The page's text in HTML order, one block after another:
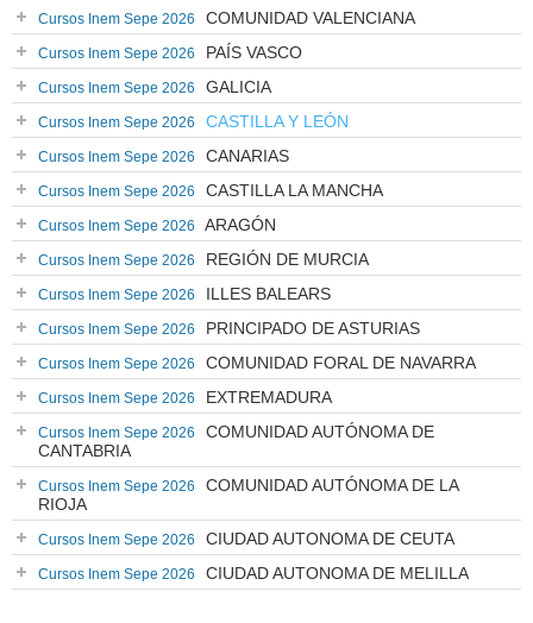
Cursos Inem Sepe 2026 COMUNIDAD VALENCIANA
Cursos Inem Sepe 2026 PAÍS VASCO
Cursos Inem Sepe 2026 GALICIA
Cursos Inem Sepe 2026 CASTILLA Y LEÓN
Cursos Inem Sepe 2026 CANARIAS
Cursos Inem Sepe 2026 CASTILLA LA MANCHA
Cursos Inem Sepe 2026 ARAGÓN
Cursos Inem Sepe 2026 REGIÓN DE MURCIA
Cursos Inem Sepe 2026 ILLES BALEARS
Cursos Inem Sepe 2026 PRINCIPADO DE ASTURIAS
Cursos Inem Sepe 2026 COMUNIDAD FORAL DE NAVARRA
Cursos Inem Sepe 2026 EXTREMADURA
Cursos Inem Sepe 2026
COMUNIDAD AUTÓNOMA DE
CANTABRIA
Cursos Inem Sepe 2026
COMUNIDAD AUTÓNOMA DE LA
RIOJA
Cursos Inem Sepe 2026 CIUDAD AUTONOMA DE CEUTA
Cursos Inem Sepe 2026 CIUDAD AUTONOMA DE MELILLA